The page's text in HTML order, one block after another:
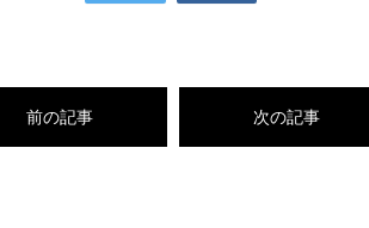
前の記事 次の記事